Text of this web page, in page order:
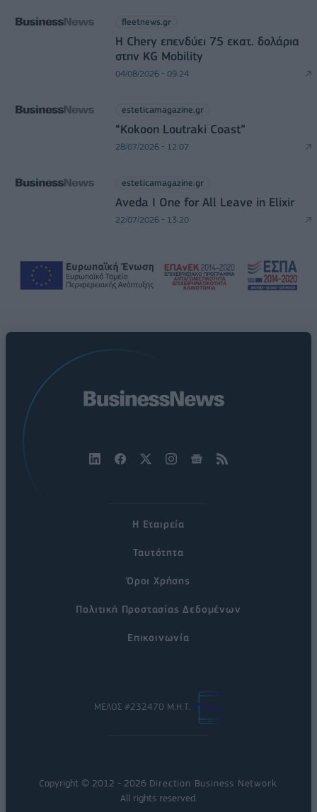
fleetnews.gr
Η Chery επενδύει 75 εκατ. δολάρια
στην KG Mobility
04/08/2026 - 09:24
esteticamagazine.gr
“Kokoon Loutraki Coast”
28/07/2026 - 12:07
esteticamagazine.gr
Aveda I One for All Leave in Elixir
22/07/2026 - 13:20
Η Εταιρεία
Ταυτότητα
Όροι Χρήσης
Πολιτική Προστασίας Δεδομένων
Επικοινωνία
ΜΕΛΟΣ #232470 Μ.Η.Τ.
Copyright © 2012 - 2026 Direction Business Network
All rights reserved.